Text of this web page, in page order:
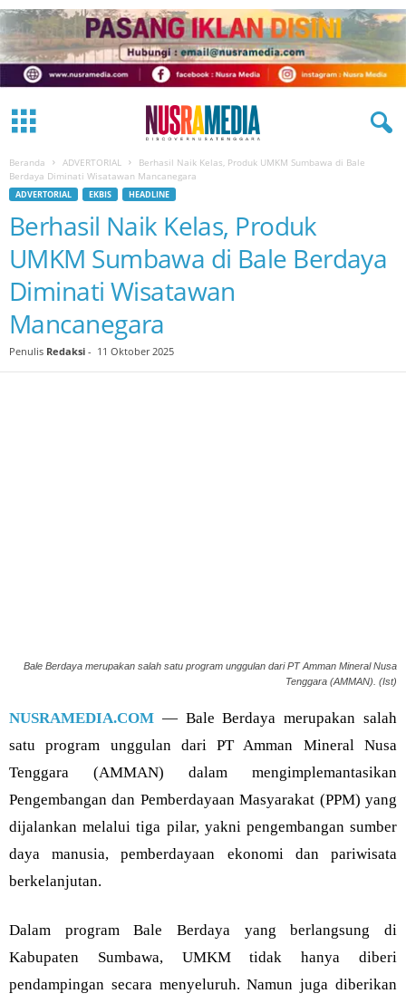
Beranda ADVERTORIAL
Berhasil Naik Kelas, Produk UMKM Sumbawa di Bale
Berdaya Diminati Wisatawan Mancanegara
ADVERTORIAL EKBIS HEADLINE
Berhasil Naik Kelas, Produk
UMKM Sumbawa di Bale Berdaya
Diminati Wisatawan
Mancanegara
Penulis Redaksi - 11 Oktober 2025
Bale Berdaya merupakan salah satu program unggulan dari PT Amman Mineral Nusa
Tenggara (AMMAN). (Ist)
NUSRAMEDIA.COM — Bale Berdaya merupakan salah
satu program unggulan dari PT Amman Mineral Nusa
Tenggara (AMMAN) dalam mengimplemantasikan
Pengembangan dan Pemberdayaan Masyarakat (PPM) yang
dijalankan melalui tiga pilar, yakni pengembangan sumber
daya manusia, pemberdayaan ekonomi dan pariwisata
berkelanjutan.
Dalam program Bale Berdaya yang berlangsung di
Kabupaten Sumbawa, UMKM tidak hanya diberi
pendampingan secara menyeluruh. Namun juga diberikan